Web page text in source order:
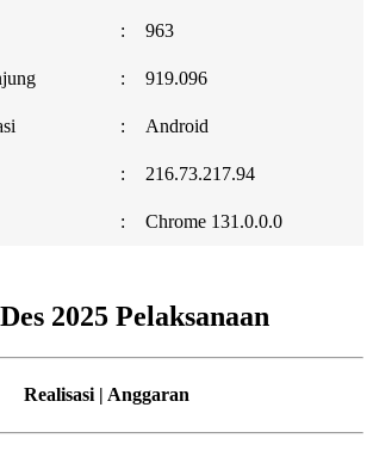
: 963
: 919.096
: Android
: 216.73.217.94
: Chrome 131.0.0.0
2025 Pelaksanaan
Realisasi | Anggaran